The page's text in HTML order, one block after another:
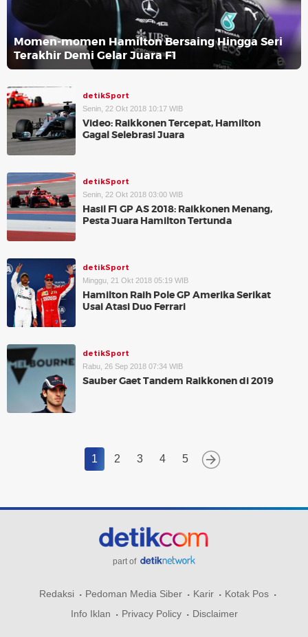
Momen-momen Hamilton Bersaing Hingga Seri
Terakhir Demi Gelar Juara F1
detikSport
Senin, 22 Okt 2018 10:17 WIB
Video: Raikkonen Tercepat, Hamilton
Gagal Selebrasi Juara
detikSport
Senin, 22 Okt 2018 03:00 WIB
Hasil F1 GP AS 2018: Raikkonen Menang,
Pesta Juara Hamilton Tertunda
detikSport
Minggu, 21 Okt 2018 05:19 WIB
Hamilton Raih Pole GP Amerika Serikat
Usai Atasi Duo Ferrari
detikSport
Rabu, 26 Sep 2018 07:34 WIB
Sauber Gaet Tandem Raikkonen di 2019
1 2 3 4 5
part of
Redaksi Pedoman Media Siber Karir
Kotak Pos
Info Iklan
Privacy Policy Disclaimer